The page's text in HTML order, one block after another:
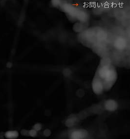
お問い合わせ